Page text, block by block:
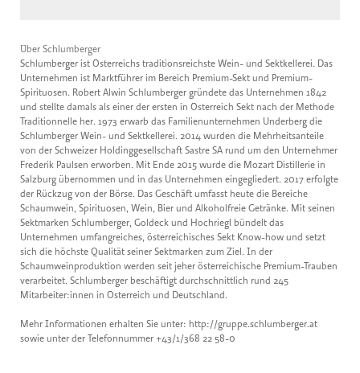
Über Schlumberger
Schlumberger ist Österreichs traditionsreichste Wein- und Sektkellerei. Das
Unternehmen ist Marktführer im Bereich Premium-Sekt und Premium-
Spirituosen. Robert Alwin Schlumberger gründete das Unternehmen 1842
und stellte damals als einer der ersten in Österreich Sekt nach der Methode
Traditionnelle her. 1973 erwarb das Familienunternehmen Underberg die
Schlumberger Wein- und Sektkellerei. 2014 wurden die Mehrheitsanteile
von der Schweizer Holdinggesellschaft Sastre SA rund um den Unternehmer
Frederik Paulsen erworben. Mit Ende 2015 wurde die Mozart Distillerie in
Salzburg übernommen und in das Unternehmen eingegliedert. 2017 erfolgte
der Rückzug von der Börse. Das Geschäft umfasst heute die Bereiche
Schaumwein, Spirituosen, Wein, Bier und Alkoholfreie Getränke. Mit seinen
Sektmarken Schlumberger, Goldeck und Hochriegl bündelt das
Unternehmen umfangreiches, österreichisches Sekt Know-how und setzt
sich die höchste Qualität seiner Sektmarken zum Ziel. In der
Schaumweinproduktion werden seit jeher österreichische Premium-Trauben
verarbeitet. Schlumberger beschäftigt durchschnittlich rund 245
Mitarbeiter:innen in Österreich und Deutschland.
Mehr Informationen erhalten Sie unter: http://gruppe.schlumberger.at
sowie unter der Telefonnummer +43/1/368 22 58-0